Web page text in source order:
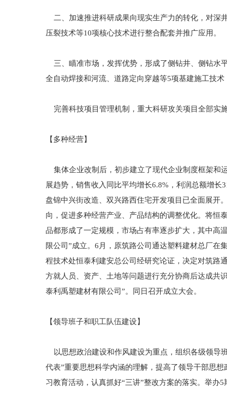
二、加速推进科研成果向现实生产力的转化，对深
压裂技术等10项核心技术进行整合配套并推广应用。
三、瞄准市场，发挥优势，形成了侧钻井、侧钻水
全自动焊接和河流、道路定向穿越等5项基建施工技
完善科技项目管理机制，重大科研攻关项目全部实
【多种经营】
集体企业改制后，初步建立了现代企业制度框架和
展趋势，销售收入同比平均增长6.8%，利润总额增
盘锦中兴街改造、双兴路西住宅开发项目已全面展开
向，促进多种经营产业、产品结构的调整优化。将恒
品都形成了一定规模，市场占有率逐步扩大，其中高
限公司”成立。6月，原筑路公司通达塑料建材总厂
程技术处恒泰利建安总公司经研究论证，决定对筑路
方就人员、资产、土地等问题进行充分协商后达成共
泰利禹塑建材有限公司”。同日召开成立大会。
【领导班子和职工队伍建设】
以思想政治建设和作风建设为重点，组织各级领导
代表”重要思想科学内涵的理解，提高了领导干部思
习教育活动，认真抓好“三讲”整改方案的落实。举办